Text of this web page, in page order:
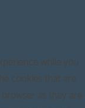
while you
cookies that are
as they are